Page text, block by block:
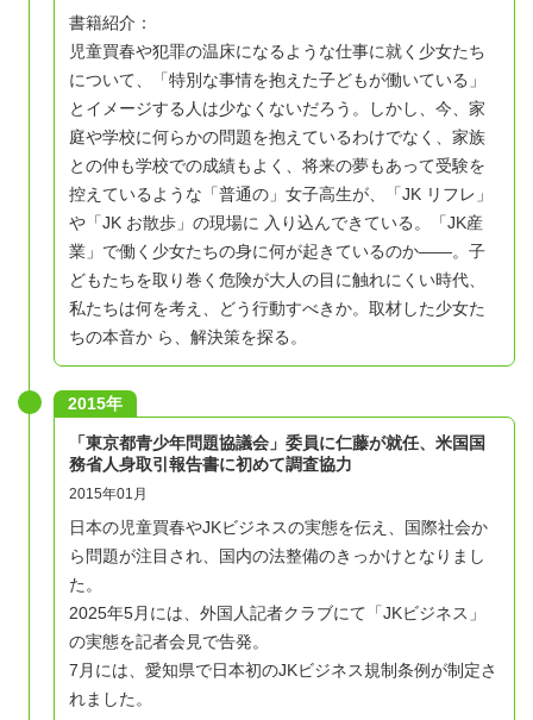
書籍紹介：
児童買春や犯罪の温床になるような仕事に就く少女たち
について、「特別な事情を抱えた子どもが働いている」
とイメージする人は少なくないだろう。しかし、今、家
庭や学校に何らかの問題を抱えているわけでなく、家族
との仲も学校での成績もよく、将来の夢もあって受験を
控えているような「普通の」女子高生が、「JK リフレ」
や「JK お散歩」の現場に 入り込んできている。
「JK産
業」で働く少女たちの身に何が起きているのか――。子
どもたちを取り巻く危険が大人の目に触れにくい時代、
私たちは何を考え、どう行動すべきか。取材した少女た
ちの本音か ら、解決策を探る。
2015年
「東京都青少年問題協議会」委員に仁藤が就任、米国国
務省人身取引報告書に初めて調査協力
2015年01月
日本の児童買春やJKビジネスの実態を伝え、国際社会か
ら問題が注目され、国内の法整備のきっかけとなりまし
た。
2025年5月には、外国人記者クラブにて「JKビジネス」
の実態を記者会見で告発。
7月には、愛知県で日本初のJKビジネス規制条例が制定さ
れました。